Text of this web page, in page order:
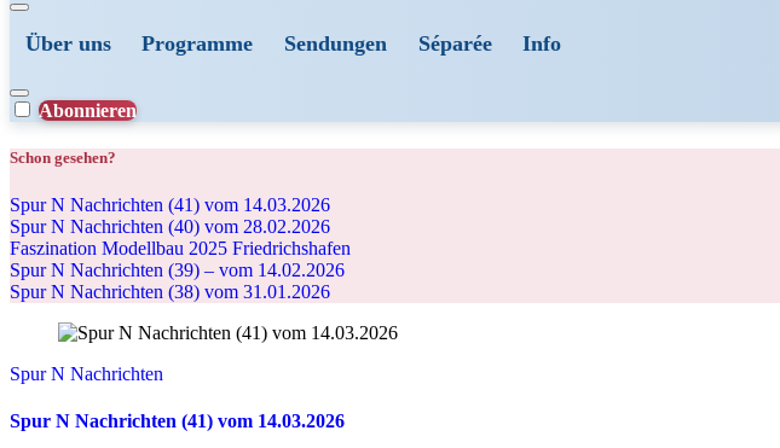
Über uns Programme Sendungen Séparée Info
Abonnieren
Schon gesehen?
Spur N Nachrichten (41) vom 14.03.2026
Spur N Nachrichten (40) vom 28.02.2026
Faszination Modellbau 2025 Friedrichshafen
Spur N Nachrichten (39) – vom 14.02.2026
Spur N Nachrichten (38) vom 31.01.2026
Spur N Nachrichten
Spur N Nachrichten (41) vom 14.03.2026